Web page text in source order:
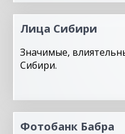
Лица Сибири
Значимые,
Сибири.
Фотобанк Бабра